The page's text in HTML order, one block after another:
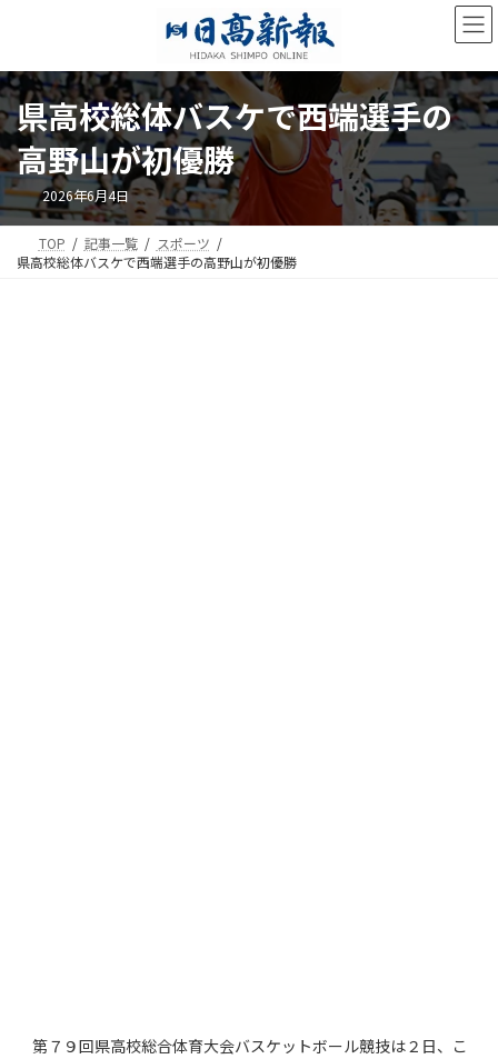
ン
ツ
へ
ス
キ
ッ
プ
ー
シ
ョ
ン
に
移
動
県高校総体バスケで西端選手の
高野山が初優勝
2026年6月4日
TOP 記事一覧
スポーツ
県高校総体バスケで西端選手の高野山が初優勝
第７９回県高校総合体育大会バスケットボール競技は２日、こ